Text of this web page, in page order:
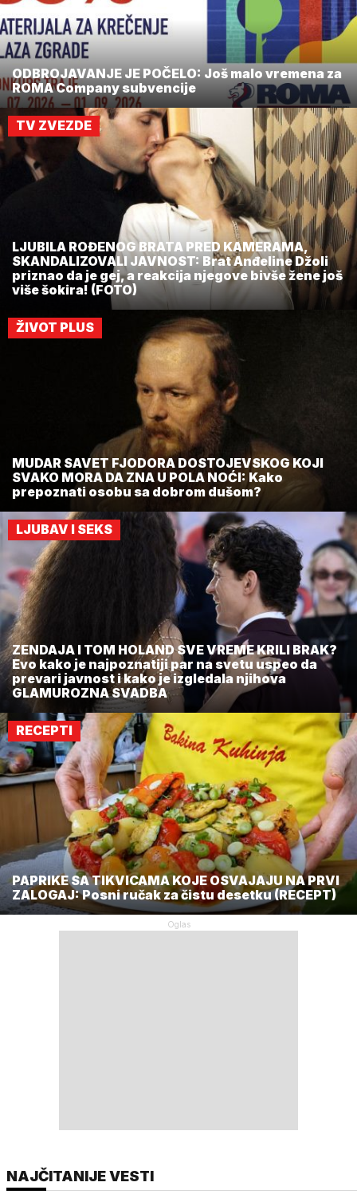
ODBROJAVANJE JE POČELO: Još malo vremena za
ROMA Company subvencije
TV ZVEZDE
LJUBILA ROĐENOG BRATA PRED KAMERAMA,
SKANDALIZOVALI JAVNOST: Brat Anđeline Džoli
priznao da je gej, a reakcija njegove bivše žene još
više šokira! (FOTO)
ŽIVOT PLUS
MUDAR SAVET FJODORA DOSTOJEVSKOG KOJI
SVAKO MORA DA ZNA U POLA NOĆI: Kako
prepoznati osobu sa dobrom dušom?
LJUBAV I SEKS
ZENDAJA I TOM HOLAND SVE VREME KRILI BRAK?
Evo kako je najpoznatiji par na svetu uspeo da
prevari javnost i kako je izgledala njihova
GLAMUROZNA SVADBA
RECEPTI
PAPRIKE SA TIKVICAMA KOJE OSVAJAJU NA PRVI
ZALOGAJ: Posni ručak za čistu desetku (RECEPT)
NAJČITANIJE VESTI